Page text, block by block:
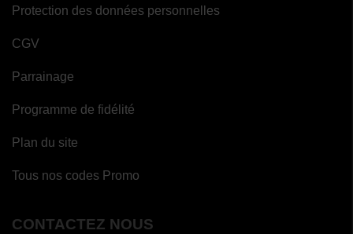
Protection des données personnelles
CGV
Parrainage
Programme de fidélité
Plan du site
Tous nos codes Promo
CONTACTEZ NOUS